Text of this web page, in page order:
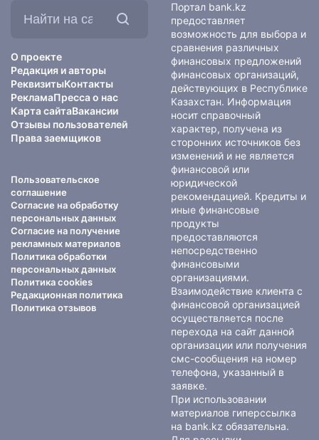
О проекте
Редакция и авторы
РеквизитыКонтакты
РекламаПресса о нас
Карта сайтаВакансии
Отзывы пользователей
Права заемщиков
Пользовательское
соглашение
Согласие на обработку
персональных данных
Согласие на получение
рекламных материалов
Политика обработки
персональных данных
Политика cookies
Редакционная политика
Политика отзывов
Портал bank.kz
предоставляет
возможность для выбора и
сравнения различных
финансовых предложений
финансовых организаций,
действующих в Республике
Казахстан. Информация
носит справочный
характер, получена из
сторонних источников без
изменений и не является
финансовой или
юридической
рекомендацией. Кредиты и
иные финансовые
продукты
предоставляются
непосредственно
финансовыми
организациями.
Взаимодействие клиента с
финансовой организацией
осуществляется после
перехода на сайт данной
организации или получения
смс-сообщения на номер
телефона, указанный в
заявке.
При использовании
материалов гиперссылка
на bank.kz обязательна.